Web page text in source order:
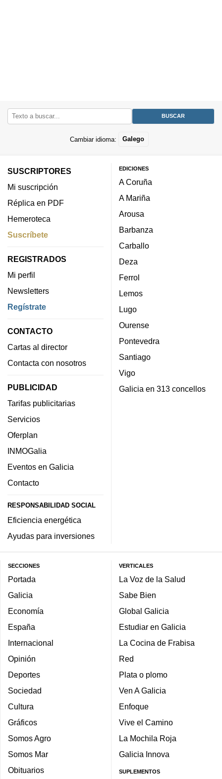
Cambiar idioma: Galego
SUSCRIPTORES
Mi suscripción
Réplica en PDF
Hemeroteca
Suscríbete
REGISTRADOS
Mi perfil
Newsletters
Regístrate
CONTACTO
Cartas al director
Contacta con nosotros
PUBLICIDAD
Tarifas publicitarias
Servicios
Oferplan
INMOGalia
Eventos en Galicia
Contacto
RESPONSABILIDAD SOCIAL
Eficiencia energética
Ayudas para inversiones
EDICIONES
A Coruña
A Mariña
Arousa
Barbanza
Carballo
Deza
Ferrol
Lemos
Lugo
Ourense
Pontevedra
Santiago
Vigo
Galicia en 313 concellos
SECCIONES
Portada
Galicia
Economía
España
Internacional
Opinión
Deportes
Sociedad
Cultura
Gráficos
Somos Agro
Somos Mar
Obituarios
VERTICALES
La Voz de la Salud
Sabe Bien
Global Galicia
Estudiar en Galicia
La Cocina de Frabisa
Red
Plata o plomo
Ven A Galicia
Enfoque
Vive el Camino
La Mochila Roja
Galicia Innova
SUPLEMENTOS